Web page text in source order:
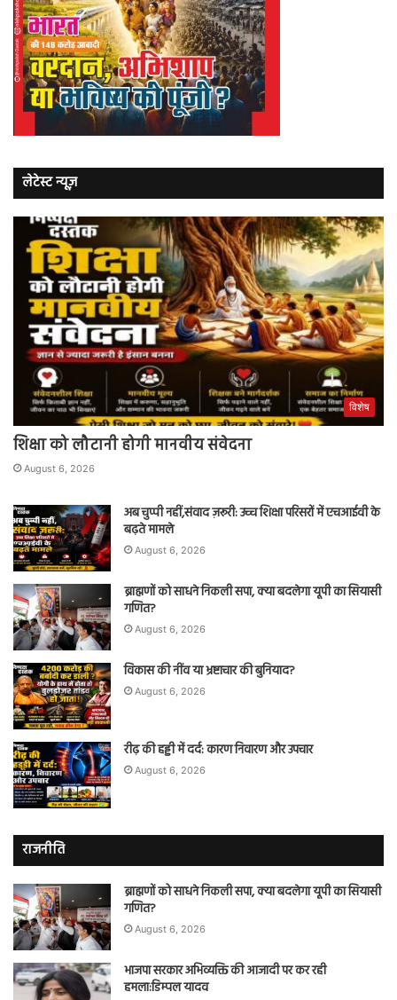
लेटेस्ट न्यूज़
विशेष
शिक्षा को लौटानी होगी मानवीय संवेदना
August 6, 2026
अब चुप्पी नहीं,संवाद ज़रूरी: उच्च शिक्षा परिसरों में एचआईवी के
बढ़ते मामले
August 6, 2026
ब्राह्मणों को साधने निकली सपा, क्या बदलेगा यूपी का सियासी
गणित?
August 6, 2026
विकास की नींव या भ्रष्टाचार की बुनियाद?
August 6, 2026
रीढ़ की हड्डी में दर्द: कारण निवारण और उपचार
August 6, 2026
राजनीति
ब्राह्मणों को साधने निकली सपा, क्या बदलेगा यूपी का सियासी
गणित?
August 6, 2026
भाजपा सरकार अभिव्यक्ति की आजादी पर कर रही
हमला:डिम्पल यादव